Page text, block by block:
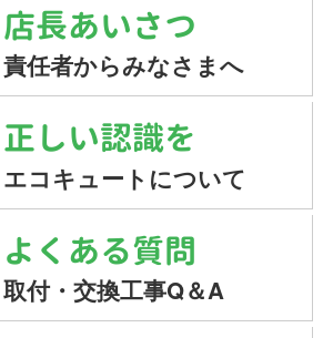
店長あいさつ
責任者からみなさまへ
正しい認識を
エコキュートについて
よくある質問
取付・交換工事Q＆A